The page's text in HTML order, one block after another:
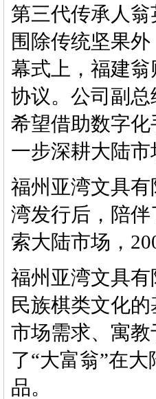
第三代传承人
围除传统坚果
幕式上，福建
协议。公司副
希望借助数字
一步深耕大陆
福州亚湾文具
湾发行后，陪
索大陆市场，
福州亚湾文具
民族棋类文化
市场需求、寓
了“大富翁”在
品。